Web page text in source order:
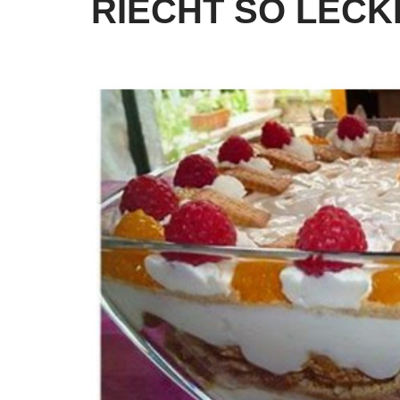
RIECHT SO